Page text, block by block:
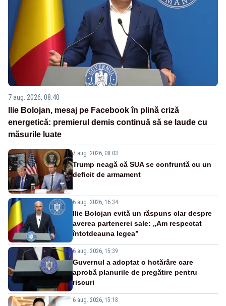
7 aug. 2026, 08:40
Ilie Bolojan, mesaj pe Facebook în plină criză
energetică: premierul demis continuă să se laude cu
măsurile luate
7 aug. 2026, 08:03
Trump neagă că SUA se confruntă cu un
deficit de armament
6 aug. 2026, 16:34
Ilie Bolojan evită un răspuns clar despre
averea partenerei sale: „Am respectat
întotdeauna legea”
6 aug. 2026, 15:39
Guvernul a adoptat o hotărâre care
aprobă planurile de pregătire pentru
riscuri
6 aug. 2026, 15:18